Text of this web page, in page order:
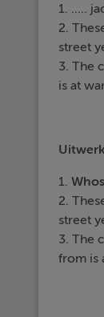
1. .....
2.
street
3. The
is at
1.
2.
street
3. The
from is